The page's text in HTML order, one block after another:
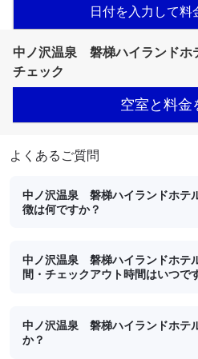
日付を入力して料
中ノ沢温泉 磐梯ハイランドホ
チェック
空室と料金
よくあるご質問
中ノ沢温泉 磐梯ハイランドホテ
徴は何ですか？
中ノ沢温泉 磐梯ハイランドホテ
間・チェックアウト時間はいつで
中ノ沢温泉 磐梯ハイランドホテ
か？